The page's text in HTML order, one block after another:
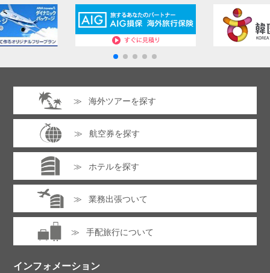
海外ツアーを探す
航空券を探す
ホテルを探す
業務出張ついて
手配旅行について
インフォメーション